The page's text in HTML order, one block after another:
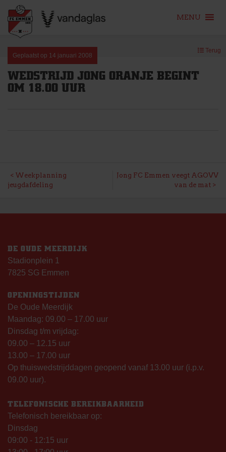
content
MENU
Geplaatst op 14 januari 2008
Terug
WEDSTRIJD JONG ORANJE BEGINT
OM 18.00 UUR
BERICHT
Weekplanning
jeugdafdeling
Jong FC Emmen veegt AGOVV
van de mat
DE OUDE MEERDIJK
Stadionplein 1
7825 SG Emmen
OPENINGSTIJDEN
De Oude Meerdijk
Maandag: 09.00 – 17.00 uur
Dinsdag t/m vrijdag:
09.00 – 12.15 uur
13.00 – 17.00 uur
Op thuiswedstrijddagen geopend vanaf 13.00 uur (i.p.v.
09.00 uur).
TELEFONISCHE BEREIKBAARHEID
Telefonisch bereikbaar op:
Dinsdag
09:00 - 12:15 uur